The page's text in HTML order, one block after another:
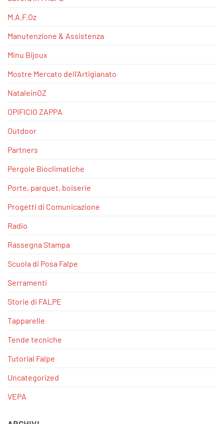
M.A.F.Oz
Manutenzione & Assistenza
Minu Bijoux
Mostre Mercato dell'Artigianato
NataleinOZ
OPIFICIO ZAPPA
Outdoor
Partners
Pergole Bioclimatiche
Porte, parquet, boiserie
Progetti di Comunicazione
Radio
Rassegna Stampa
Scuola di Posa Falpe
Serramenti
Storie di FALPE
Tapparelle
Tende tecniche
Tutorial Falpe
Uncategorized
VEPA